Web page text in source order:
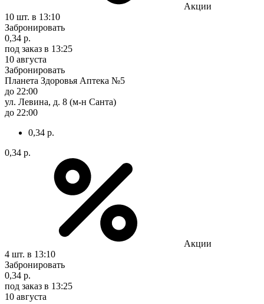
Акции
10 шт. в 13:10
Забронировать
0,34 р.
под заказ в 13:25
10 августа
Забронировать
Планета Здоровья Аптека №5
до 22:00
ул. Левина, д. 8 (м-н Санта)
до 22:00
0,34 р.
0,34 р.
Акции
4 шт. в 13:10
Забронировать
0,34 р.
под заказ в 13:25
10 августа